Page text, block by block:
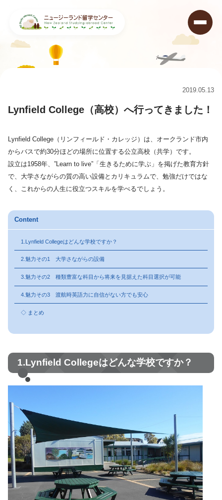
2019.05.13
Lynfield College（高校）へ行ってきました！
Lynfield College（リンフィールド・カレッジ）は、オークランド市内
からバスで約30分ほどの場所に位置する公立高校（共学）です。
設立は1958年、”Learn to live”「生きるために学ぶ」を掲げた教育方針
で、大学さながらの質の高い設備とカリキュラムで、勉強だけではな
く、これからの人生に役立つスキルを学べるでしょう。
Content
1.Lynfield Collegeはどんな学校ですか？
2.魅力その1 大学さながらの設備
3.魅力その2 種類豊富な科目から将来を見据えた科目選択が可能
4.魅力その3 渡航時英語力に自信がない方でも安心
◇ まとめ
1.Lynfield Collegeはどんな学校ですか？